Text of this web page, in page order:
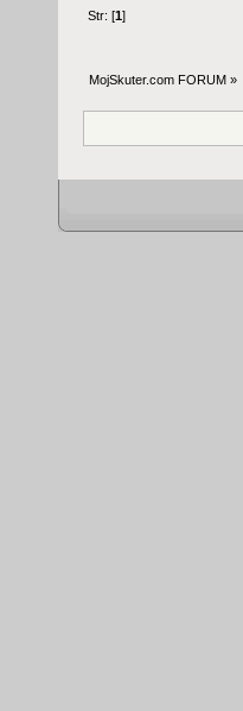
Str: [1]
MojSkuter.com FORUM »